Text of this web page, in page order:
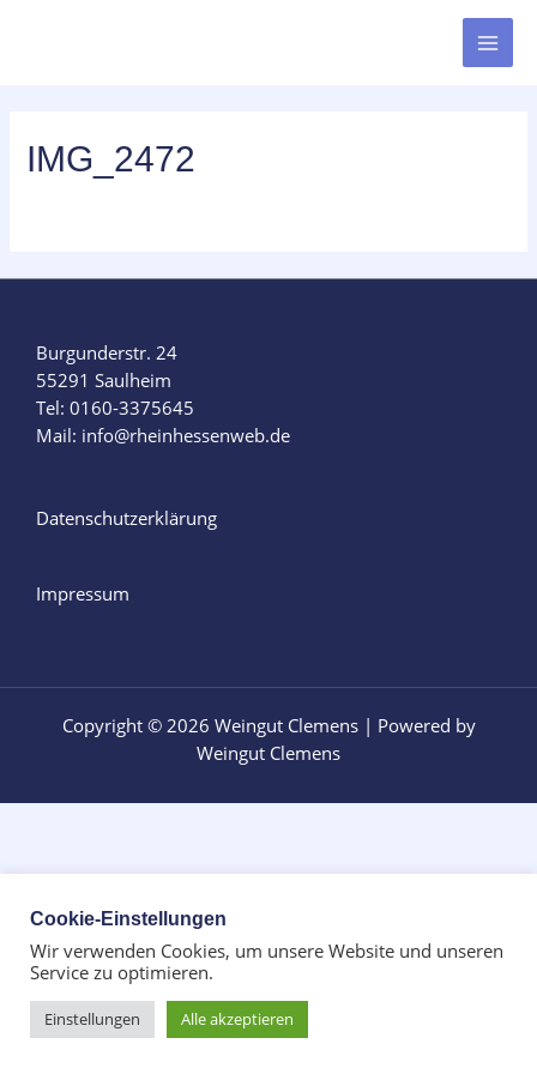
IMG_2472
Burgunderstr. 24
55291 Saulheim
Tel: 0160-3375645
Mail: info@rheinhessenweb.de
Datenschutzerklärung
Impressum
Copyright © 2026 Weingut Clemens | Powered by
Weingut Clemens
Cookie-Einstellungen
Wir verwenden Cookies, um unsere Website und unseren
Service zu optimieren.
Einstellungen Alle akzeptieren